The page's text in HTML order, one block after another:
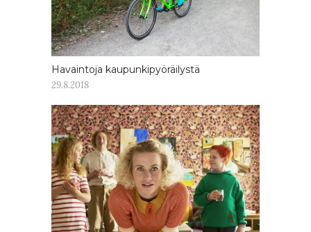
Havaintoja kaupunkipyöräilystä
29.8.2018